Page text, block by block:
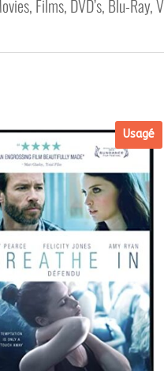
Films, DVD’s, Blu-
Usagé